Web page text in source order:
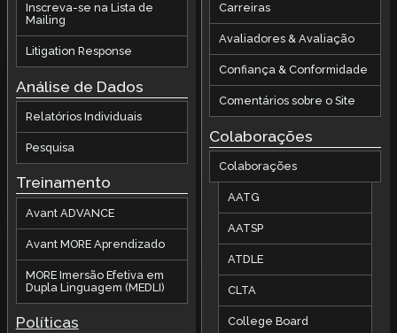
Inscreva-se na Lista de
Mailing
Litigation Response
Análise de Dados
Relatórios Individuais
Pesquisa
Treinamento
Avant ADVANCE
Avant MORE Aprendizado
MORE Imersão Efetiva em
Dupla Linguagem (MEDLI)
Políticas
Carreiras
Avaliadores & Avaliação
Confiança & Conformidade
Comentários sobre o Site
Colaborações
Colaborações
AATG
AATSP
ATDLE
CLTA
College Board